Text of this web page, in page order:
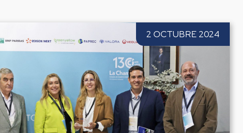
2 OCTUBRE 2024